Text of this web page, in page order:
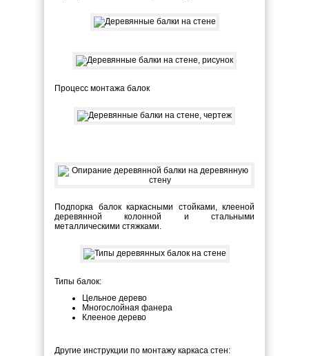
Процесс монтажа балок
Подпорка балок каркасными стойками, клееной
деревянной колонной и стальными
металлическими стяжками.
Типы балок:
Цельное дерево
Многослойная фанера
Клееное дерево
Другие инструкции по монтажу каркаса стен: